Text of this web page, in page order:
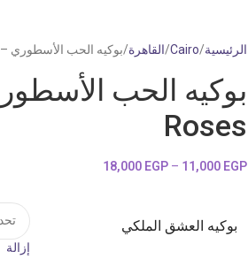
الرئيسية Cairo القاهرة بوكيه الحب الأسطوري – Legendary Love Roses
Roses
11,000 EGP
–
18,000 EGP
بوكيه العشق الملكي
إزالة